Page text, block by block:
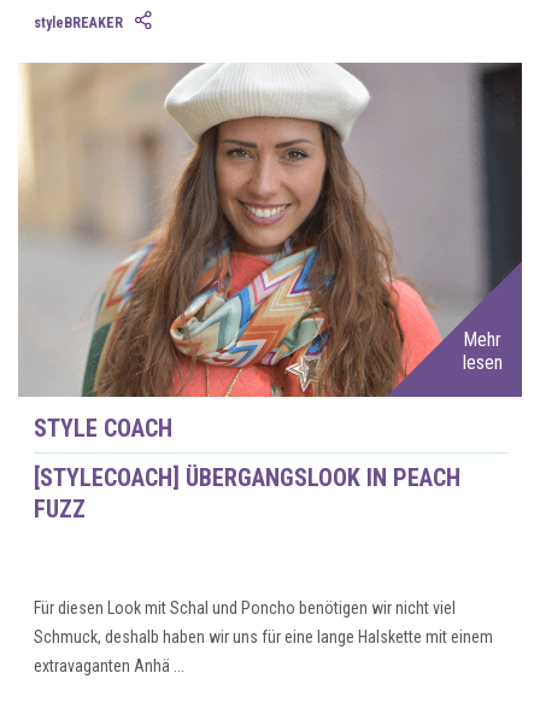
styleBREAKER
Mehr
lesen
STYLE COACH
[STYLECOACH] ÜBERGANGSLOOK IN PEACH
FUZZ
Für diesen Look mit Schal und Poncho benötigen wir nicht viel
Schmuck, deshalb haben wir uns für eine lange Halskette mit einem
extravaganten Anhä ...